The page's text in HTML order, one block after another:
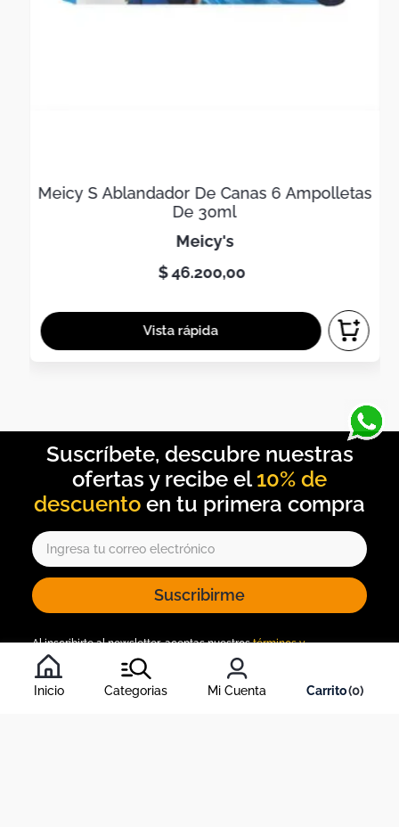
Inicio Categorias Mi Cuenta 0
Meicy S Ablandador De Canas 6 Ampolletas
De 30ml
meicy's
$46.200,00
10% de
descuento
Suscribirme
Al inscribirte al newsletter, aceptas nuestrostérminos y
condiciones
, y nuestra política de tratamiento de información